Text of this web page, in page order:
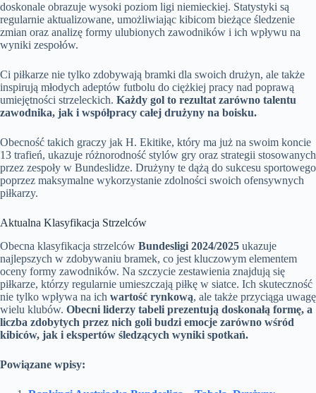
doskonale obrazuje wysoki poziom ligi niemieckiej. Statystyki są
regularnie aktualizowane, umożliwiając kibicom bieżące śledzenie
zmian oraz analizę formy ulubionych zawodników i ich wpływu na
wyniki zespołów.
Ci piłkarze nie tylko zdobywają bramki dla swoich drużyn, ale także
inspirują młodych adeptów futbolu do ciężkiej pracy nad poprawą
umiejętności strzeleckich. Każdy gol to rezultat zarówno talentu
zawodnika, jak i współpracy całej drużyny na boisku.
Obecność takich graczy jak H. Ekitike, który ma już na swoim koncie
13 trafień, ukazuje różnorodność stylów gry oraz strategii stosowanych
przez zespoły w Bundeslidze. Drużyny te dążą do sukcesu sportowego
poprzez maksymalne wykorzystanie zdolności swoich ofensywnych
piłkarzy.
Aktualna Klasyfikacja Strzelców
Obecna klasyfikacja strzelców Bundesligi 2024/2025 ukazuje
najlepszych w zdobywaniu bramek, co jest kluczowym elementem
oceny formy zawodników. Na szczycie zestawienia znajdują się
piłkarze, którzy regularnie umieszczają piłkę w siatce. Ich skuteczność
nie tylko wpływa na ich wartość rynkową, ale także przyciąga uwagę
wielu klubów. Obecni liderzy tabeli prezentują doskonałą formę, a
liczba zdobytych przez nich goli budzi emocje zarówno wśród
kibiców, jak i ekspertów śledzących wyniki spotkań.
Powiązane wpisy: